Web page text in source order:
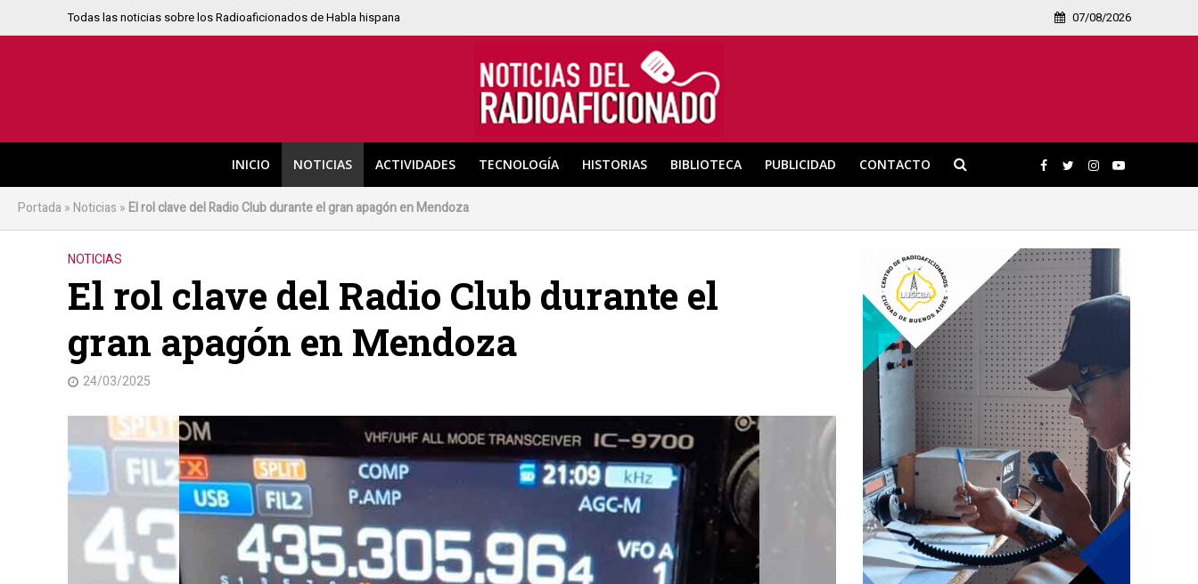
Todas las noticias sobre los Radioaficionados de Habla hispana 07/08/2026
INICIO NOTICIAS ACTIVIDADES TECNOLOGÍA HISTORIAS BIBLIOTECA PUBLICIDAD CONTACTO
Portada » Noticias » El rol clave del Radio Club durante el gran apagón en Mendoza
NOTICIAS
El rol clave del Radio Club durante el
gran apagón en Mendoza
24/03/2025